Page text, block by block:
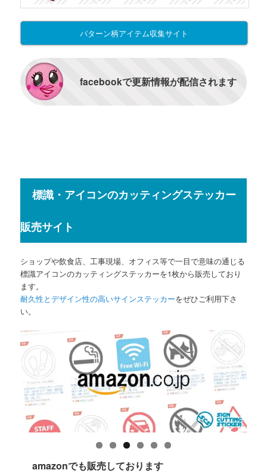
パターン柄アイテム収集サイト
facebookで更新情報が配信されます
標識・アイコンのカッティングステッカー
販売サイト
ショップや飲食店、工事現場、オフィス等で一目で意味の通じる
標識アイコンのカッティングステッカーを1枚から販売しており
ます。
耐久性とデザイン性の高いサインステッカーをぜひご利用下さ
い。
amazonでも販売しております